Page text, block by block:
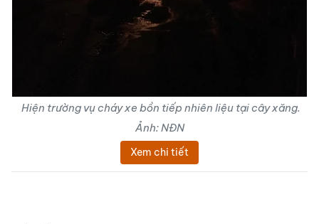
Hiện trường vụ cháy xe bồn tiếp nhiên liệu tại cây xăng.
Ảnh: NĐN
Xem chi tiết